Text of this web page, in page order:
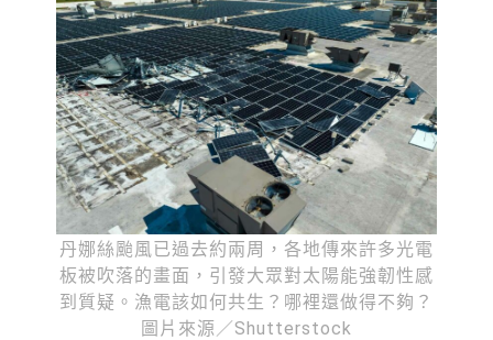
聯絡資訊
捐款徵信
年度報告與財報
綠盟倡議
廢除核電
淨零轉型
透明足跡
丹娜絲颱風已過去約兩周，各地傳來許多光電
板被吹落的畫面，引發大眾對太陽能強韌性感
到質疑。漁電該如何共生？哪裡還做得不夠？
圖片來源／Shutterstock